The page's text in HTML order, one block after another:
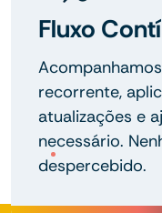
Fluxo
recorrente,
atualizações e
necessário.
despercebido.